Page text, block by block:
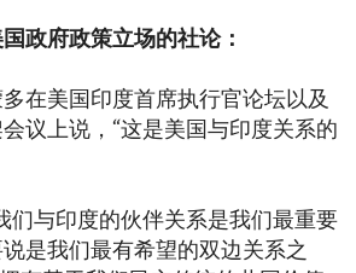
政府政策立场的社论：
在美国印度首席执行官论坛以及
议上说，“这是美国与印度关系的
们与印度的伙伴关系是我们最重要
是我们最有希望的双边关系之